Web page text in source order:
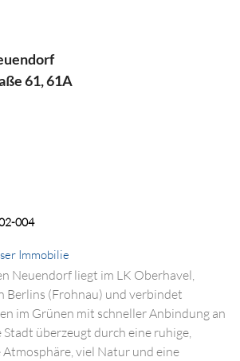
61, 61A
004
Immobilie
Neuendorf liegt im LK Oberhavel,
Berlins (Frohnau) und verbindet
im Grünen mit schneller Anbindung an
überzeugt durch eine ruhige,
viel Natur und eine